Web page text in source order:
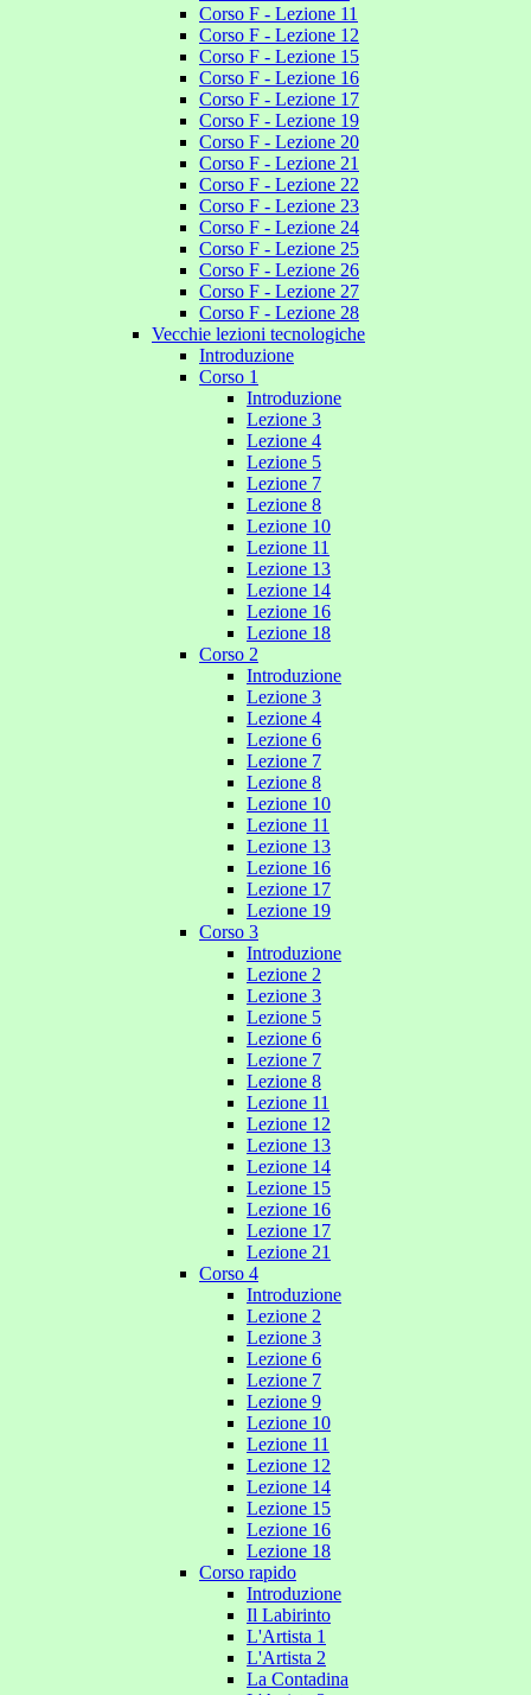
Corso F - Lezione 11
Corso F - Lezione 12
Corso F - Lezione 15
Corso F - Lezione 16
Corso F - Lezione 17
Corso F - Lezione 19
Corso F - Lezione 20
Corso F - Lezione 21
Corso F - Lezione 22
Corso F - Lezione 23
Corso F - Lezione 24
Corso F - Lezione 25
Corso F - Lezione 26
Corso F - Lezione 27
Corso F - Lezione 28
Vecchie lezioni tecnologiche
Introduzione
Corso 1
Introduzione
Lezione 3
Lezione 4
Lezione 5
Lezione 7
Lezione 8
Lezione 10
Lezione 11
Lezione 13
Lezione 14
Lezione 16
Lezione 18
Corso 2
Introduzione
Lezione 3
Lezione 4
Lezione 6
Lezione 7
Lezione 8
Lezione 10
Lezione 11
Lezione 13
Lezione 16
Lezione 17
Lezione 19
Corso 3
Introduzione
Lezione 2
Lezione 3
Lezione 5
Lezione 6
Lezione 7
Lezione 8
Lezione 11
Lezione 12
Lezione 13
Lezione 14
Lezione 15
Lezione 16
Lezione 17
Lezione 21
Corso 4
Introduzione
Lezione 2
Lezione 3
Lezione 6
Lezione 7
Lezione 9
Lezione 10
Lezione 11
Lezione 12
Lezione 14
Lezione 15
Lezione 16
Lezione 18
Corso rapido
Introduzione
Il Labirinto
L'Artista 1
L'Artista 2
La Contadina